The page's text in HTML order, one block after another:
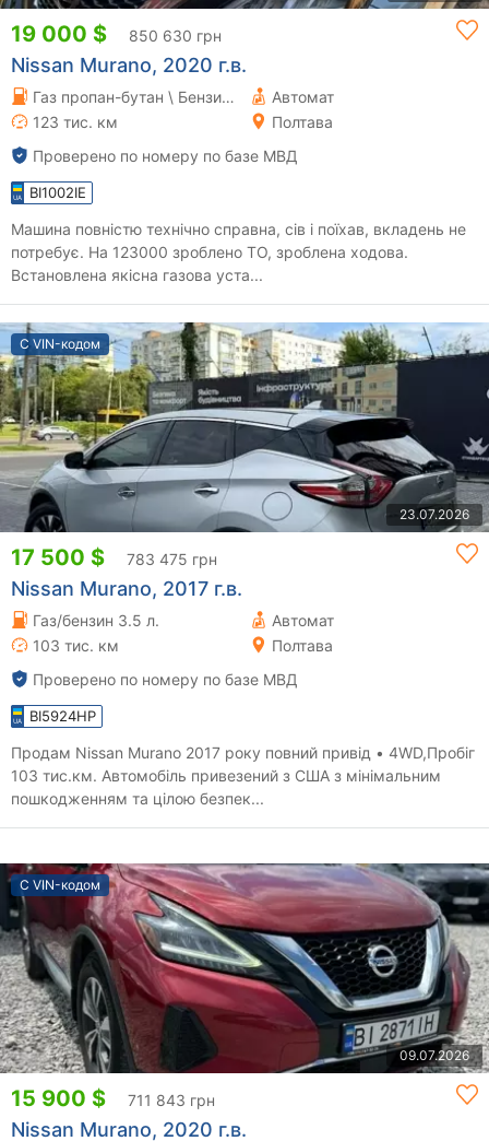
19 000 $ 850 630 грн
Nissan Murano, 2020 г.в.
Газ пропан-бутан \ Бензин 3.5 л.
Автомат
123 тис. км
Полтава
Проверено по номеру по базе МВД
BI1002IE
Машина повністю технічно справна, сів і поїхав, вкладень не
потребує. На 123000 зроблено ТО, зроблена ходова.
Встановлена якісна газова уста...
С VIN-кодом
23.07.2026
17 500 $ 783 475 грн
Nissan Murano, 2017 г.в.
Газ/бензин 3.5 л.
Автомат
103 тис. км
Полтава
Проверено по номеру по базе МВД
BI5924HP
Продам Nissan Murano 2017 року повний привід • 4WD,Пробіг
103 тис.км. Автомобіль привезений з США з мінімальним
пошкодженням та цілою безпек...
С VIN-кодом
09.07.2026
15 900 $ 711 843 грн
Nissan Murano, 2020 г.в.